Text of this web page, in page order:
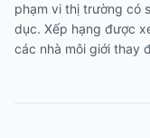
phạm vi thị trường có
dục. Xếp hạng được
các nhà môi giới thay